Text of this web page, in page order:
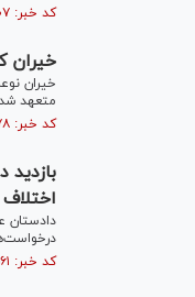
کد خبر: ۴۵۶۸۰۷ تاریخ انتشار : ۱۳۹۷/۰۷/۱۳
خیران کنارکی ۱۳ میلیارد ریال
متعهد
کد خبر: ۴۲۶۸۷۸ تاریخ انتشار : ۱۳۹۷/۰۳/۲۳
اختلاف
کد خبر: ۴۲۶۵۶۱ تاریخ انتشار : ۱۳۹۷/۰۳/۲۲